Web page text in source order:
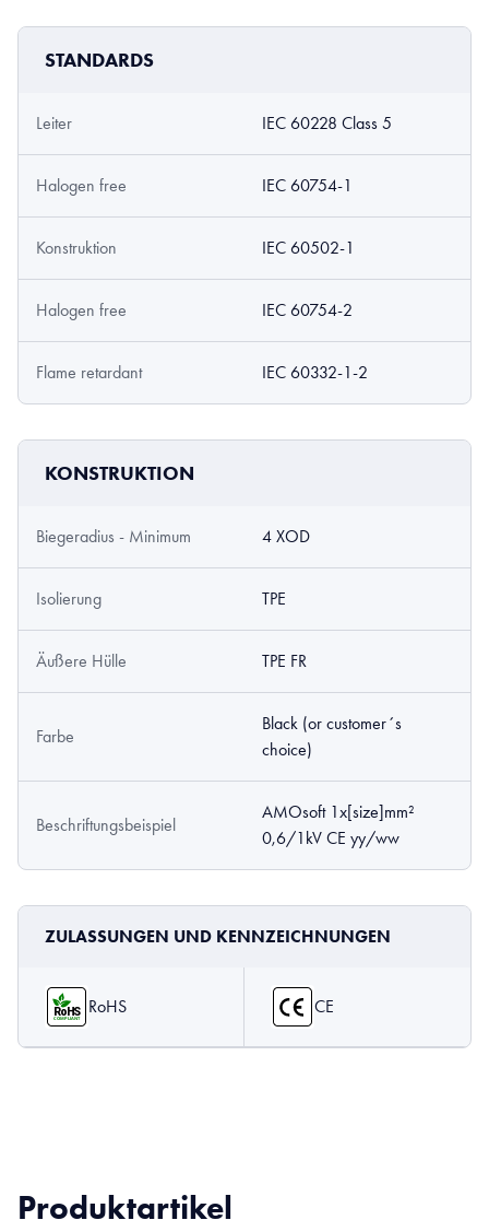
STANDARDS
Leiter IEC 60228 Class 5
Halogen free IEC 60754-1
Konstruktion IEC 60502-1
Halogen free IEC 60754-2
Flame retardant IEC 60332-1-2
KONSTRUKTION
Biegeradius - Minimum 4 XOD
Isolierung TPE
Äußere Hülle TPE FR
Farbe
Black (or customer´s
choice)
Beschriftungsbeispiel
AMOsoft 1x[size]mm²
0,6/1kV CE yy/ww
ZULASSUNGEN UND KENNZEICHNUNGEN
RoHS CE
Produktartikel